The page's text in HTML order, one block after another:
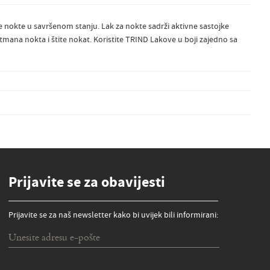
u savršenom stanju. Lak za nokte sadrži aktivne sastojke
nokta i štite nokat. Koristite TRIND Lakove u boji zajedno sa
Prijavite se za obavijesti
Prijavite se za naš newsletter kako bi uvijek bili informirani: